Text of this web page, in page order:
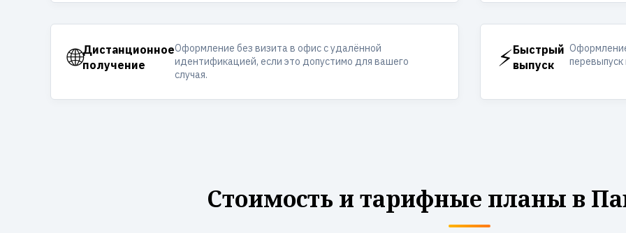
🌐Дистанционное
получение
Оформление без визита в офис с удалённой
идентификацией, если это допустимо для вашего
случая.
⚡Быстрый
выпуск
перевыпуск
Стоимость и тарифные планы в